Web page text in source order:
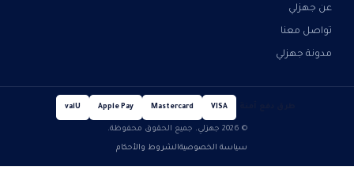
عن جهزلي
تواصل معنا
مدونة جهزلي
VISA
Mastercard
Apple Pay
valU
© 2026 جهزلي. جميع الحقوق محفوظة.
سياسة الخصوصيةالشروط والأحكام